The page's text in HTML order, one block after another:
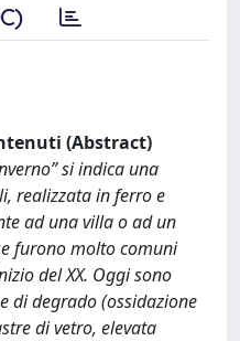
(Abstract)
si indica una
realizzata in ferro e
ad una villa o ad un
furono molto comuni
del XX. Oggi sono
di degrado (ossidazione
di vetro, elevata